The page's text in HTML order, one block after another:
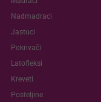
Nadmadraci
Jastuci
Pokrivači
Latofleksi
Kreveti
Posteljine